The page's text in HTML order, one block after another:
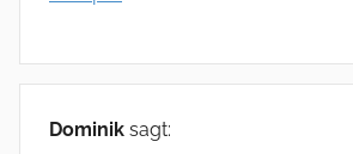
Dominik sagt: